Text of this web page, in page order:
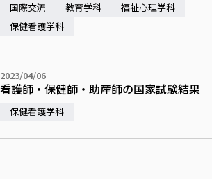
国際交流 教育学科
福祉心理学科
保健看護学科
2023/04/06
看護師・保健師・助産師の国家試験結果
保健看護学科